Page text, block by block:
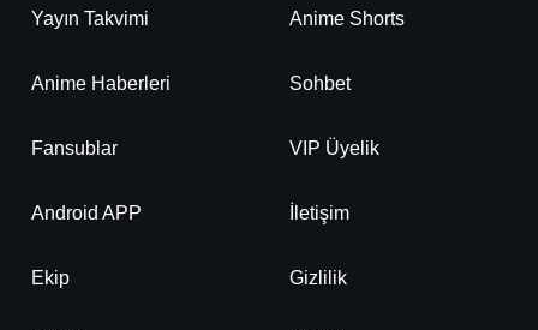
Yayın Takvimi Anime Shorts
Anime Haberleri Sohbet
Fansublar VIP Üyelik
Android APP İletişim
Ekip Gizlilik